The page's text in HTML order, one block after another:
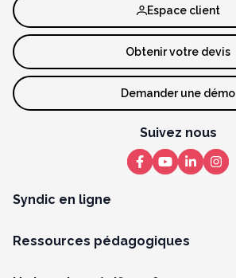
Syndic en ligne
Ressources pédagogiques
Espace client
Obtenir votre devis
Demander une démo
Suivez nous